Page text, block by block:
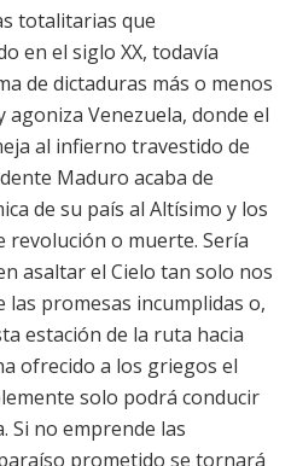
totalitarias que
en el siglo XX, todavía
de dictaduras más o menos
agoniza Venezuela, donde el
al infierno travestido de
Maduro acaba de
de su país al Altísimo y los
revolución o muerte. Sería
asaltar el Cielo tan solo nos
promesas incumplidas o,
estación de la ruta hacia
ofrecido a los griegos el
solo podrá conducir
Si no emprende las
prometido se tornará